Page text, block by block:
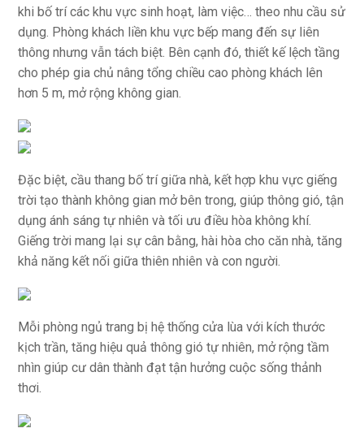
khi bố trí các khu vực sinh hoạt, làm việc… theo nhu cầu sử
dụng. Phòng khách liền khu vực bếp mang đến sự liên
thông nhưng vẫn tách biệt. Bên cạnh đó, thiết kế lệch tầng
cho phép gia chủ nâng tổng chiều cao phòng khách lên
hơn 5 m, mở rộng không gian.
Đặc biệt, cầu thang bố trí giữa nhà, kết hợp khu vực giếng
trời tạo thành không gian mở bên trong, giúp thông gió, tận
dụng ánh sáng tự nhiên và tối ưu điều hòa không khí.
Giếng trời mang lại sự cân bằng, hài hòa cho căn nhà, tăng
khả năng kết nối giữa thiên nhiên và con người.
Mỗi phòng ngủ trang bị hệ thống cửa lùa với kích thước
kịch trần, tăng hiệu quả thông gió tự nhiên, mở rộng tầm
nhìn giúp cư dân thành đạt tận hưởng cuộc sống thảnh
thơi.